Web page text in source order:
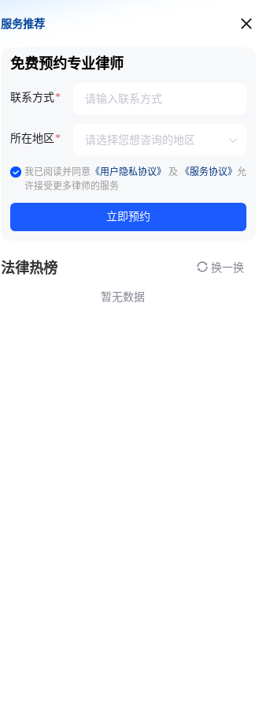
服务推荐
服务推荐
免费预约专业律师
联系方式
所在地区
我已阅读并同意 《用户隐私协议》 及 《服务协议》 允
许接受更多律师的服务
立即预约
法律热榜 换一换
暂无数据